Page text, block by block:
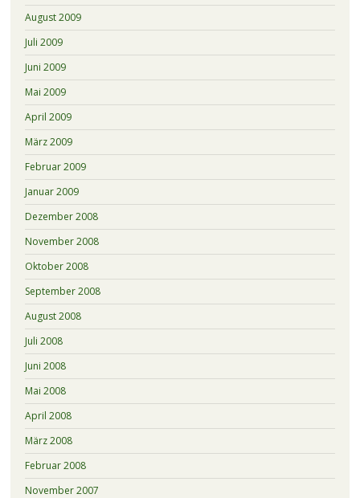
August 2009
Juli 2009
Juni 2009
Mai 2009
April 2009
März 2009
Februar 2009
Januar 2009
Dezember 2008
November 2008
Oktober 2008
September 2008
August 2008
Juli 2008
Juni 2008
Mai 2008
April 2008
März 2008
Februar 2008
November 2007